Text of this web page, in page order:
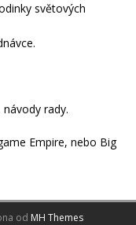
světových
návody rady.
Empire, nebo Big
od MH Themes